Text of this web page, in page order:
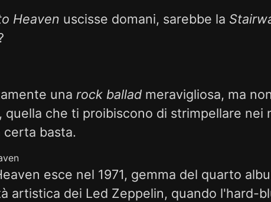
Heaven uscisse domani, sarebbe la
una rock ballad meravigliosa, ma
quella che ti proibiscono di strimpellare nei
certa basta.
esce nel 1971, gemma del quarto
artistica dei Led Zeppelin, quando l'hard-